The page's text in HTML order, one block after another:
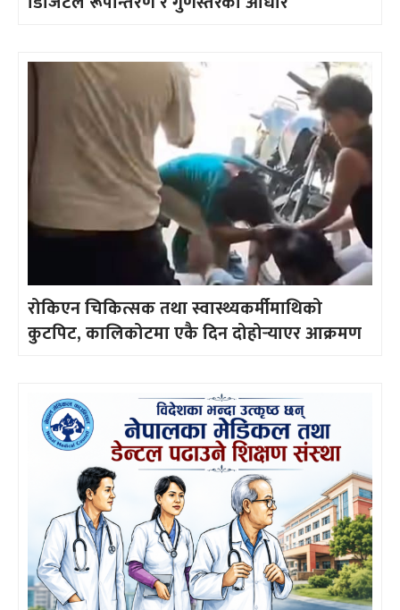
रोकिएन चिकित्सक तथा स्वास्थ्यकर्मीमाथिको
कुटपिट, कालिकोटमा एकै दिन दोहोर्‍याएर आक्रमण